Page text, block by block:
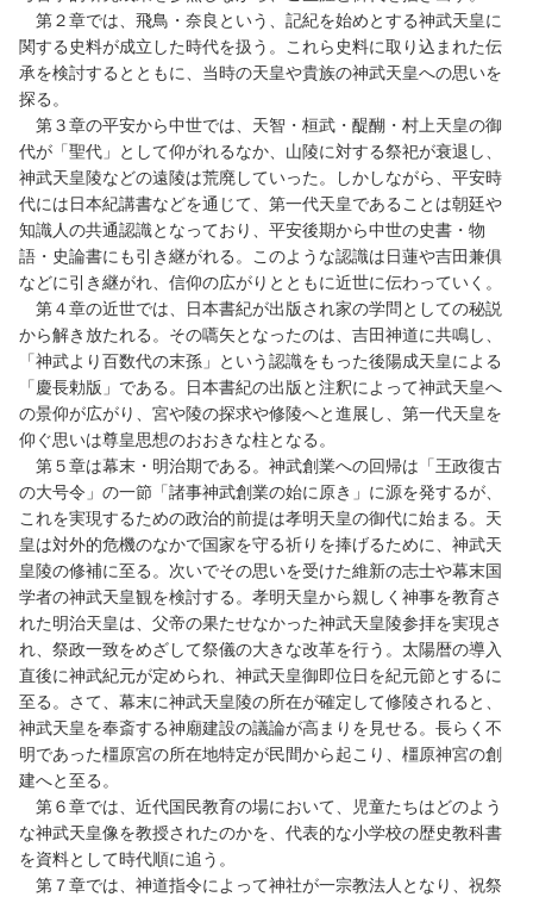
第２章では、飛鳥・奈良という、記紀を始めとする神武天皇に
関する史料が成立した時代を扱う。これら史料に取り込まれた伝
承を検討するとともに、当時の天皇や貴族の神武天皇への思いを
探る。
第３章の平安から中世では、天智・桓武・醍醐・村上天皇の御
代が「聖代」として仰がれるなか、山陵に対する祭祀が衰退し、
神武天皇陵などの遠陵は荒廃していった。しかしながら、平安時
代には日本紀講書などを通じて、第一代天皇であることは朝廷や
知識人の共通認識となっており、平安後期から中世の史書・物
語・史論書にも引き継がれる。このような認識は日蓮や吉田兼俱
などに引き継がれ、信仰の広がりとともに近世に伝わっていく。
第４章の近世では、日本書紀が出版され家の学問としての秘説
から解き放たれる。その嚆矢となったのは、吉田神道に共鳴し、
「神武より百数代の末孫」という認識をもった後陽成天皇による
「慶長勅版」である。日本書紀の出版と注釈によって神武天皇へ
の景仰が広がり、宮や陵の探求や修陵へと進展し、第一代天皇を
仰ぐ思いは尊皇思想のおおきな柱となる。
第５章は幕末・明治期である。神武創業への回帰は「王政復古
の大号令」の一節「諸事神武創業の始に原き」に源を発するが、
これを実現するための政治的前提は孝明天皇の御代に始まる。天
皇は対外的危機のなかで国家を守る祈りを捧げるために、神武天
皇陵の修補に至る。次いでその思いを受けた維新の志士や幕末国
学者の神武天皇観を検討する。孝明天皇から親しく神事を教育さ
れた明治天皇は、父帝の果たせなかった神武天皇陵参拝を実現さ
れ、祭政一致をめざして祭儀の大きな改革を行う。太陽暦の導入
直後に神武紀元が定められ、神武天皇御即位日を紀元節とするに
至る。さて、幕末に神武天皇陵の所在が確定して修陵されると、
神武天皇を奉斎する神廟建設の議論が高まりを見せる。長らく不
明であった橿原宮の所在地特定が民間から起こり、橿原神宮の創
建へと至る。
第６章では、近代国民教育の場において、児童たちはどのよう
な神武天皇像を教授されたのかを、代表的な小学校の歴史教科書
を資料として時代順に追う。
第７章では、神道指令によって神社が一宗教法人となり、祝祭